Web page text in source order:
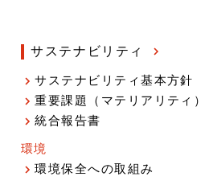
サステナビリティ
サステナビリティ基本方針
重要課題（マテリアリティ）
統合報告書
環境
環境保全への取組み